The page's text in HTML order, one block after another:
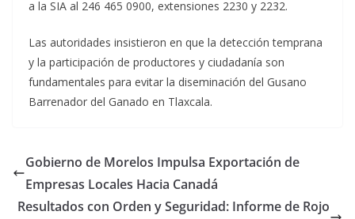
a la SIA al 246 465 0900, extensiones 2230 y 2232.
Las autoridades insistieron en que la detección temprana
y la participación de productores y ciudadanía son
fundamentales para evitar la diseminación del Gusano
Barrenador del Ganado en Tlaxcala.
Gobierno de Morelos Impulsa Exportación de
Empresas Locales Hacia Canadá
Resultados con Orden y Seguridad: Informe de Rojo